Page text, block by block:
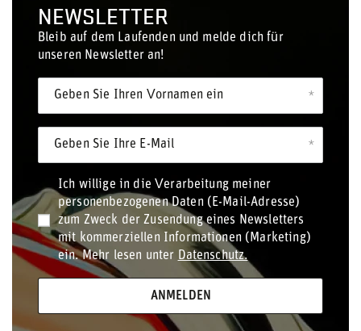
NEWSLETTER
Bleib auf dem Laufenden und melde dich für
unseren Newsletter an!
Geben Sie Ihren Vornamen ein
Geben Sie Ihre E-Mail
Ich willige in die Verarbeitung meiner
personenbezogenen Daten (E-Mail-Adresse)
zum Zweck der Zusendung eines Newsletters
mit kommerziellen Informationen (Marketing)
ein. Mehr lesen unter Datenschutz.
ANMELDEN